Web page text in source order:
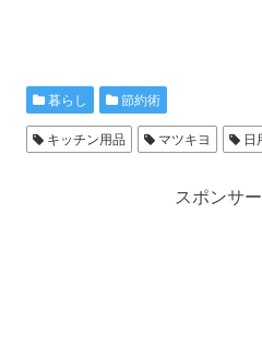
暮らし 節約術
キッチン用品 マツキヨ 日
スポンサ